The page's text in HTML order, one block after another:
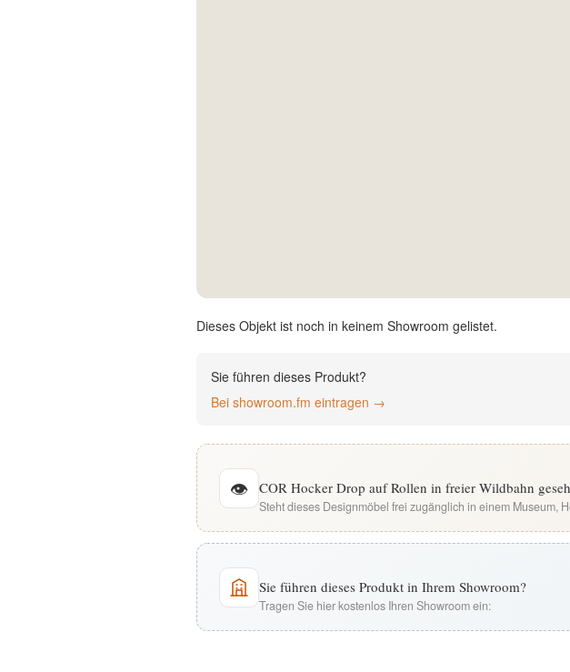
Dieses Objekt ist noch in keinem Showroom gelistet.
Sie führen dieses Produkt?
Bei showroom.fm eintragen →
👁 COR Hocker Drop auf Rollen in freier Wildbahn
Steht dieses Designmöbel frei zugänglich in einem Museum,
Sie führen dieses Produkt in Ihrem Showroom?
Tragen Sie hier kostenlos Ihren Showroom ein: